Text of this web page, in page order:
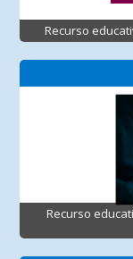
Recurso
Recurso